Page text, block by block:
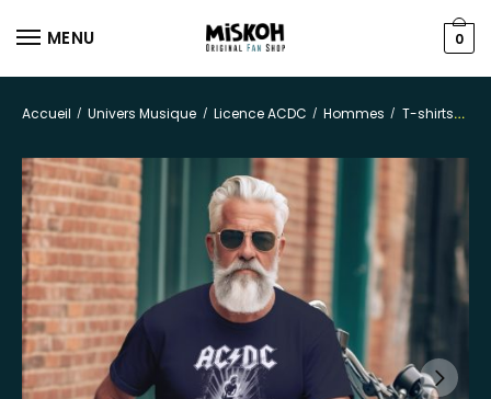
MENU 0
Accueil / Univers Musique / Licence ACDC / Hommes / T-shirts